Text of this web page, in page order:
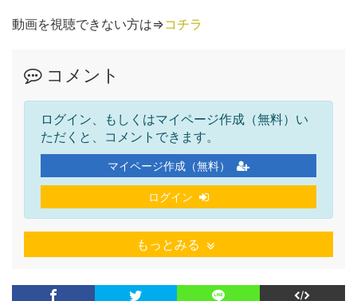
動画を視聴できない方は⇒コチラ
コメント
ログイン、もしくはマイページ作成（無料）い
ただくと、コメントできます。
マイページ作成（無料）
ログイン
もっとみる